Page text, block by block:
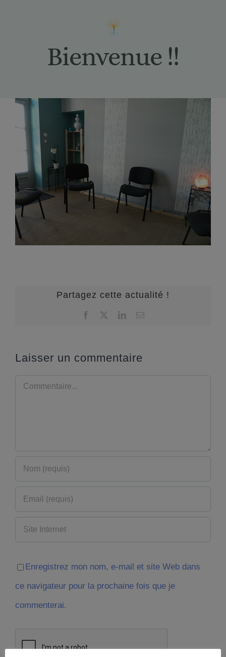
Bienvenue !!
Partagez cette actualité !
Facebook LinkedInEmail
Laisser un commentaire
Commentaire
Enregistrez mon nom, e-mail et site Web dans
ce navigateur pour la prochaine fois que je
commenterai.